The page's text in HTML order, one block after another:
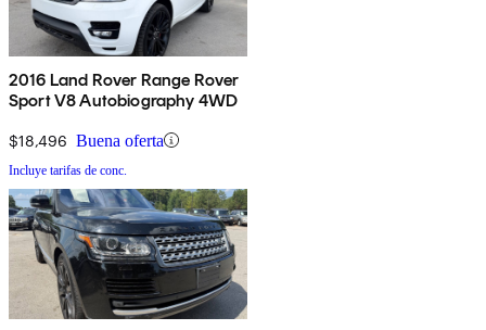
2016 Land Rover Range Rover
Sport V8 Autobiography 4WD
$18,496 Buena oferta
Incluye tarifas de conc.